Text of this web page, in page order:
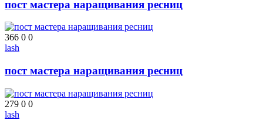
пост мастера наращивания ресниц
366 0 0
lash
пост мастера наращивания ресниц
279 0 0
lash